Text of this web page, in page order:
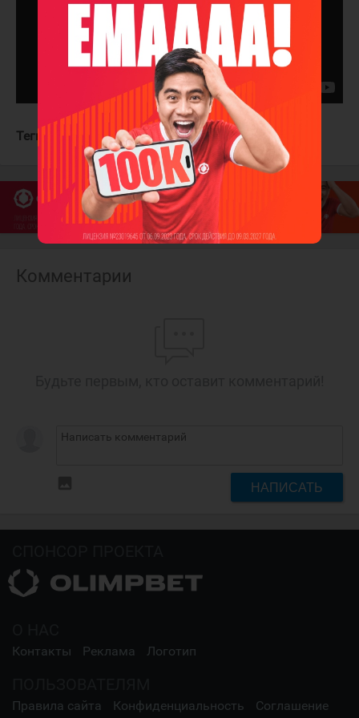
Теги: Калгари Флэймз Нэшвилл Предаторз
Комментарии
НАПИСАТЬ
Контакты Реклама Логотип
Правила сайта Конфиденциальность Соглашение